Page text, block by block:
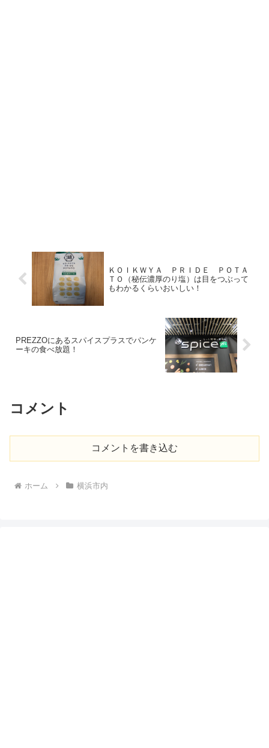
ＫＯＩＫＷＹＡ ＰＲＩＤＥ ＰＯＴＡ
ＴＯ（秘伝濃厚のり塩）は目をつぶって
もわかるくらいおいしい！
PREZZOにあるスパイスプラスでパンケ
ーキの食べ放題！
コメント
コメントを書き込む
ホーム 横浜市内